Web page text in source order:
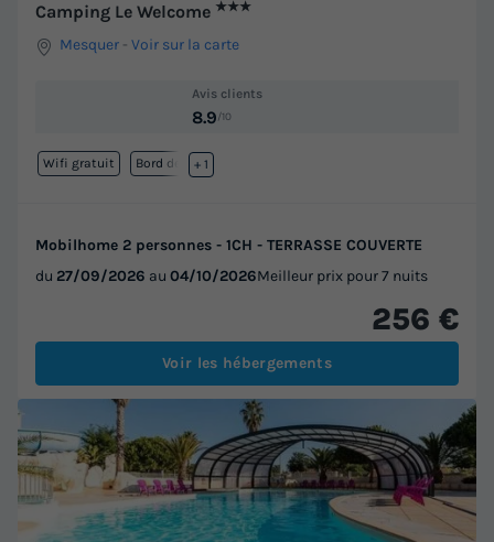
Camping Le Welcome ★★★
Mesquer -Voir sur la carte
Avis clients
8.9/10
Wifi gratuit Bord de mer
+ 1
Mobilhome 2 personnes - 1CH - TERRASSE COUVERTE
du 27/09/2026 au 04/10/2026Meilleur prix pour 7 nuits
256 €
Voir les hébergements